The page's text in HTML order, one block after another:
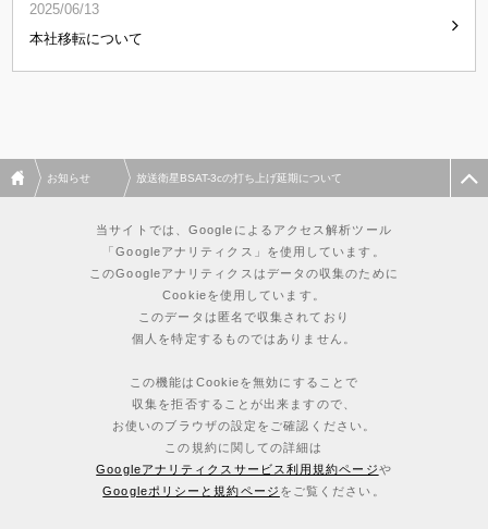
2025/06/13
本社移転について
お知らせ 放送衛星BSAT-3cの打ち上げ延期について
当サイトでは、Googleによるアクセス解析ツール
「Googleアナリティクス」を使用しています。
このGoogleアナリティクスはデータの収集のために
Cookieを使用しています。
このデータは匿名で収集されており
個人を特定するものではありません。
この機能はCookieを無効にすることで
収集を拒否することが出来ますので、
お使いのブラウザの設定をご確認ください。
この規約に関しての詳細は
Googleアナリティクスサービス利用規約ページや
Googleポリシーと規約ページ をご覧ください。